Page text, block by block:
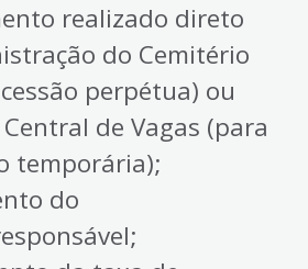
realizado direto
do Cemitério
perpétua) ou
de Vagas (para
temporária);
do